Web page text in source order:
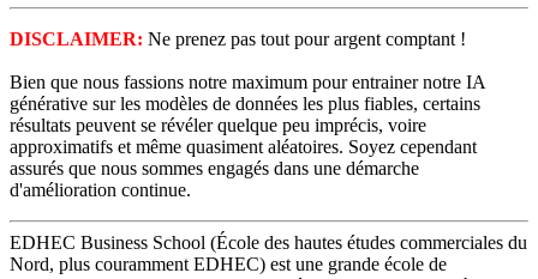
DISCLAIMER: Ne prenez pas tout pour argent comptant !
Bien que nous fassions notre maximum pour entrainer notre IA
générative sur les modèles de données les plus fiables, certains
résultats peuvent se révéler quelque peu imprécis, voire
approximatifs et même quasiment aléatoires. Soyez cependant
assurés que nous sommes engagés dans une démarche
d'amélioration continue.
EDHEC Business School (École des hautes études commerciales du
Nord, plus couramment EDHEC) est une grande école de